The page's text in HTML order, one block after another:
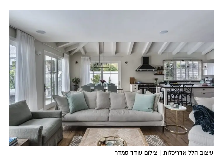
עיצובהלל אדריכלות| צילום עודד סמדר